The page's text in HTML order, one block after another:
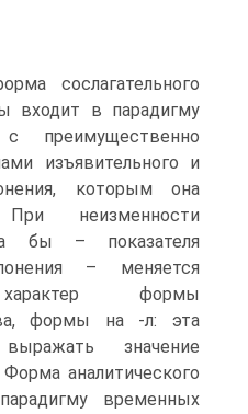
сослагательного
входит в парадигму
преимущественно
изъявительного и
которым она
При неизменности
бы – по­казателя
– меняется
харак­тер формы
формы на -л: эта
значение
аналитического
временных